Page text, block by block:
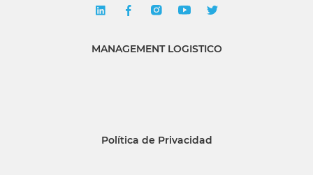
MANAGEMENT LOGISTICO
Política de Privacidad